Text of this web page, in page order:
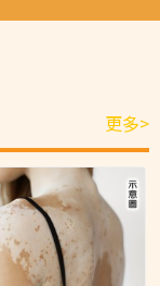
更多>